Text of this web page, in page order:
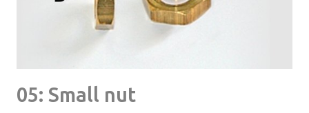
05: Small nut